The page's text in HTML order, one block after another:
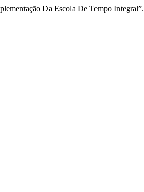
Da Escola De Tempo Integral”.